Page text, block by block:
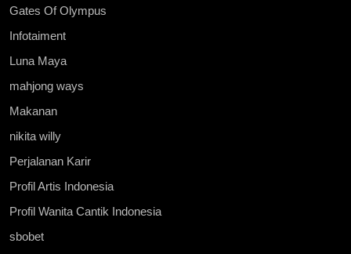
Gates Of Olympus
Infotaiment
Luna Maya
mahjong ways
Makanan
nikita willy
Perjalanan Karir
Profil Artis Indonesia
Profil Wanita Cantik Indonesia
sbobet